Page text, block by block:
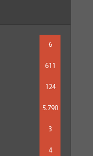
6
611
124
5.790
3
4